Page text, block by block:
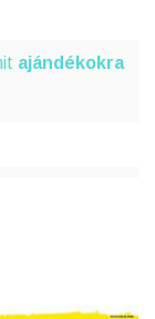
ajándékokra